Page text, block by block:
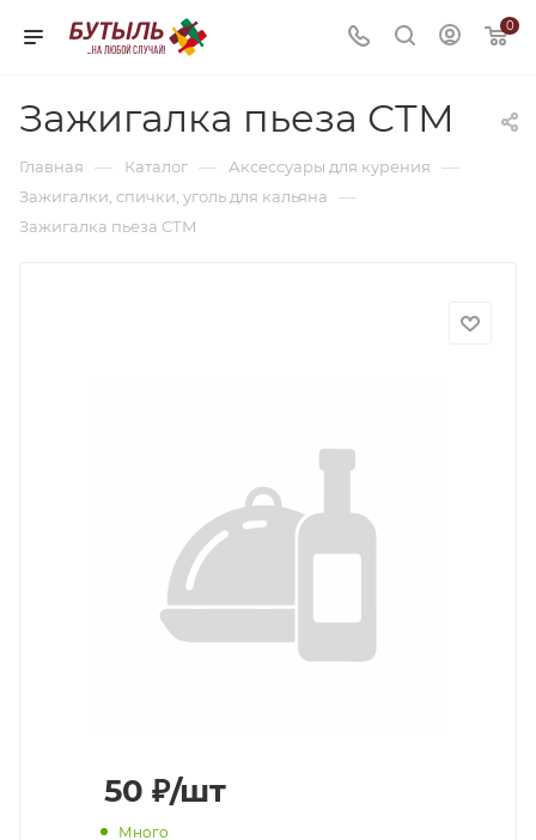
0
Зажигалка пьеза СТМ
Главная — Каталог — Аксессуары для курения —
Зажигалки, спички, уголь для кальяна —
Зажигалка пьеза СТМ
50 ₽/шт
Много